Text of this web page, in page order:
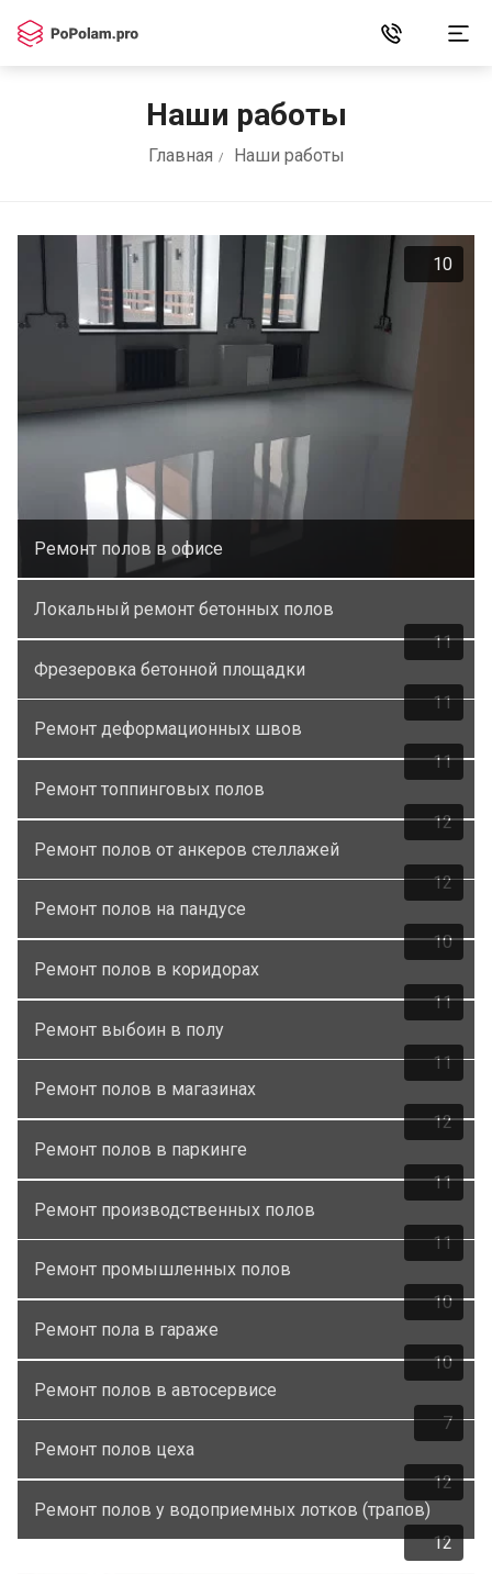
Наши работы
Главная Наши работы
10
Ремонт полов в офисе
11
Локальный ремонт бетонных полов
11
Фрезеровка бетонной площадки
11
Ремонт деформационных швов
12
Ремонт топпинговых полов
12
Ремонт полов от анкеров стеллажей
10
Ремонт полов на пандусе
11
Ремонт полов в коридорах
11
Ремонт выбоин в полу
12
Ремонт полов в магазинах
11
Ремонт полов в паркинге
11
Ремонт производственных полов
10
Ремонт промышленных полов
10
Ремонт пола в гараже
7
Ремонт полов в автосервисе
12
Ремонт полов цеха
12
Ремонт полов у водоприемных лотков (трапов)